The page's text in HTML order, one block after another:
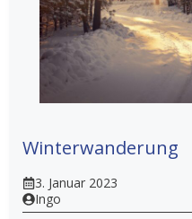
Winterwanderung
3. Januar 2023
Ingo